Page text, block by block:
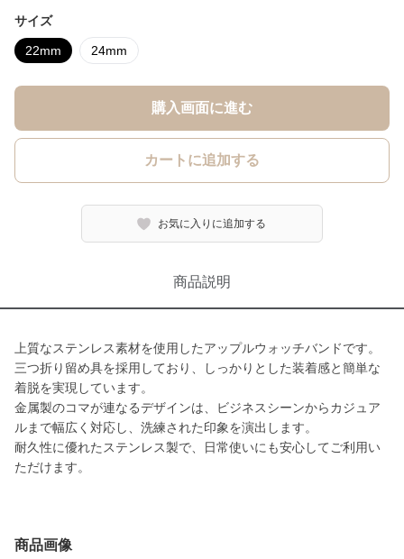
サイズ
22mm 24mm
購入画面に進む
カートに追加する
お気に入りに追加する
商品説明
上質なステンレス素材を使用したアップルウォッチバンドです。
三つ折り留め具を採用しており、しっかりとした装着感と簡単な
着脱を実現しています。
金属製のコマが連なるデザインは、ビジネスシーンからカジュア
ルまで幅広く対応し、洗練された印象を演出します。
耐久性に優れたステンレス製で、日常使いにも安心してご利用い
ただけます。
商品画像